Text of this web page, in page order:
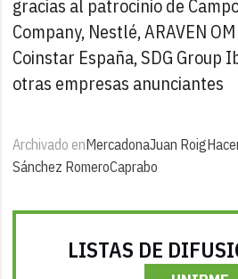
gracias al patrocinio de
Company, Nestlé, ARAVEN
Coinstar España, SDG Group
otras empresas anunciantes
Archivado enMercadonaJuan Roig
Sánchez RomeroCaprabo
LISTAS DE